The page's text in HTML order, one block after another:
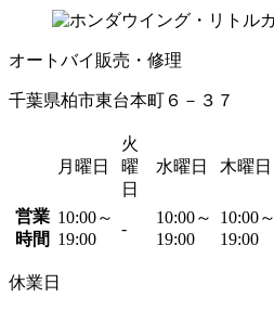
オートバイ販売・修理
千葉県柏市東台本町６－３７
月曜日
火
曜
日
水曜日 木曜日
営業
時間
10:00～
19:00
-
10:00～
19:00
10:00～
19:00
休業日